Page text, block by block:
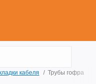
кабеля Трубы гофра